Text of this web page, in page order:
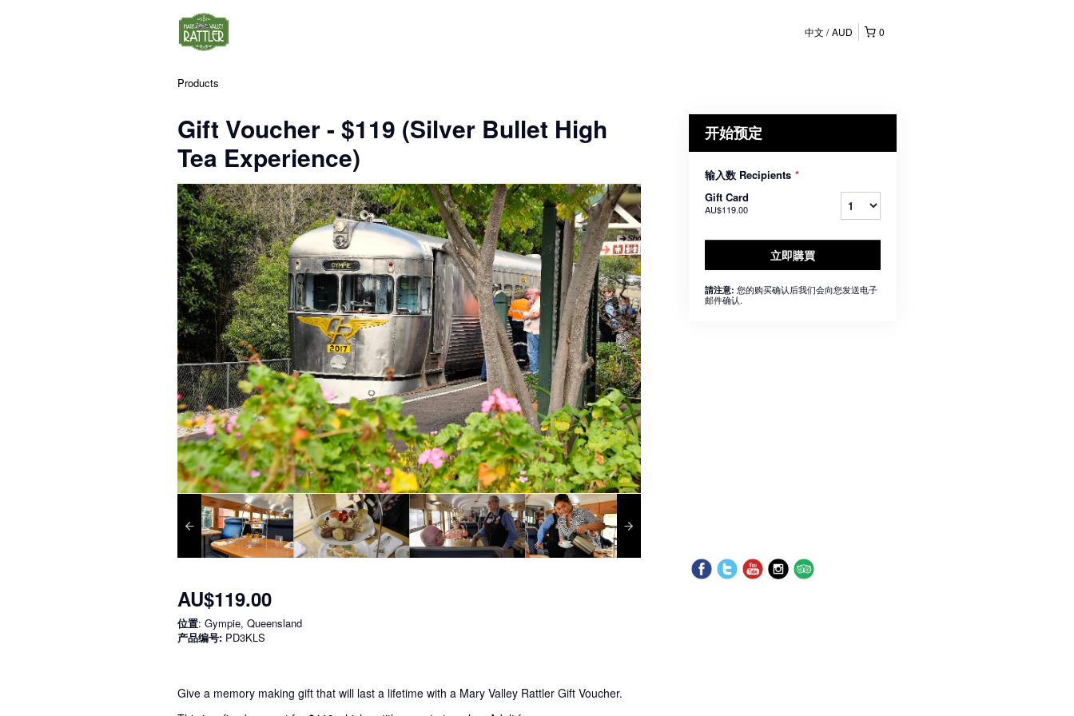
0
中文 AUD
Products
Gift Voucher - $119 (Silver Bullet High
Tea Experience)
AU$119.00
位置: Gympie, Queensland
产品编号: PD3KLS
Give a memory making gift that will last a lifetime with a Mary Valley Rattler Gift Voucher.
开始预定
输入数 Recipients *
Gift Card
AU$119.00
立即購買
請注意: 您的购买确认后我们会向您发送电子
邮件确认.